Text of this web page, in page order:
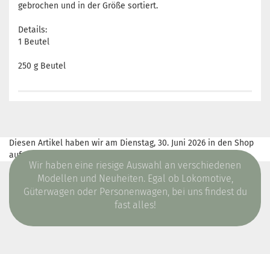
gebrochen und in der Größe sortiert.
Details:
1 Beutel
250 g Beutel
Diesen Artikel haben wir am Dienstag, 30. Juni 2026 in den Shop
aufgenommen.
Wir haben eine riesige Auswahl an verschiedenen
Modellen und Neuheiten. Egal ob Lokomotive,
Güterwagen oder Personenwagen, bei uns findest du
fast alles!